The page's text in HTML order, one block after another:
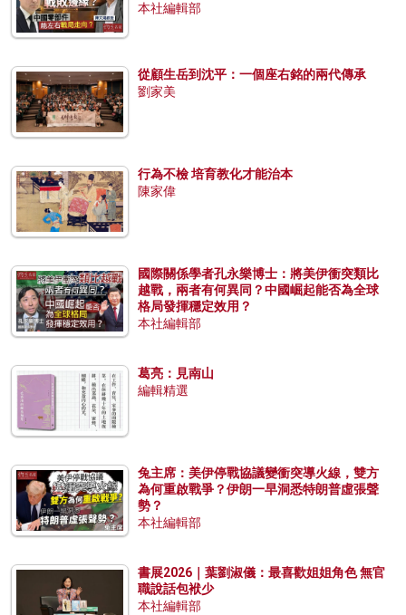
本社編輯部
從顧生岳到沈平：一個座右銘的兩代傳承
劉家美
行為不檢 培育教化才能治本
陳家偉
國際關係學者孔永樂博士：將美伊衝突類比
越戰，兩者有何異同？中國崛起能否為全球
格局發揮穩定效用？
本社編輯部
葛亮：見南山
編輯精選
兔主席：美伊停戰協議變衝突導火線，雙方
為何重啟戰爭？伊朗一早洞悉特朗普虛張聲
勢？
本社編輯部
書展2026｜葉劉淑儀：最喜歡姐姐角色 無官
職說話包袱少
本社編輯部